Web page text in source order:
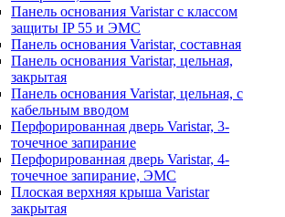
Панель основания Varistar с классом
защиты IP 55 и ЭМС
Панель основания Varistar, составная
Панель основания Varistar, цельная,
закрытая
Панель основания Varistar, цельная, с
кабельным вводом
Перфорированная дверь Varistar, 3-
точечное запирание
Перфорированная дверь Varistar, 4-
точечное запирание, ЭМС
Плоская верхняя крыша Varistar
закрытая